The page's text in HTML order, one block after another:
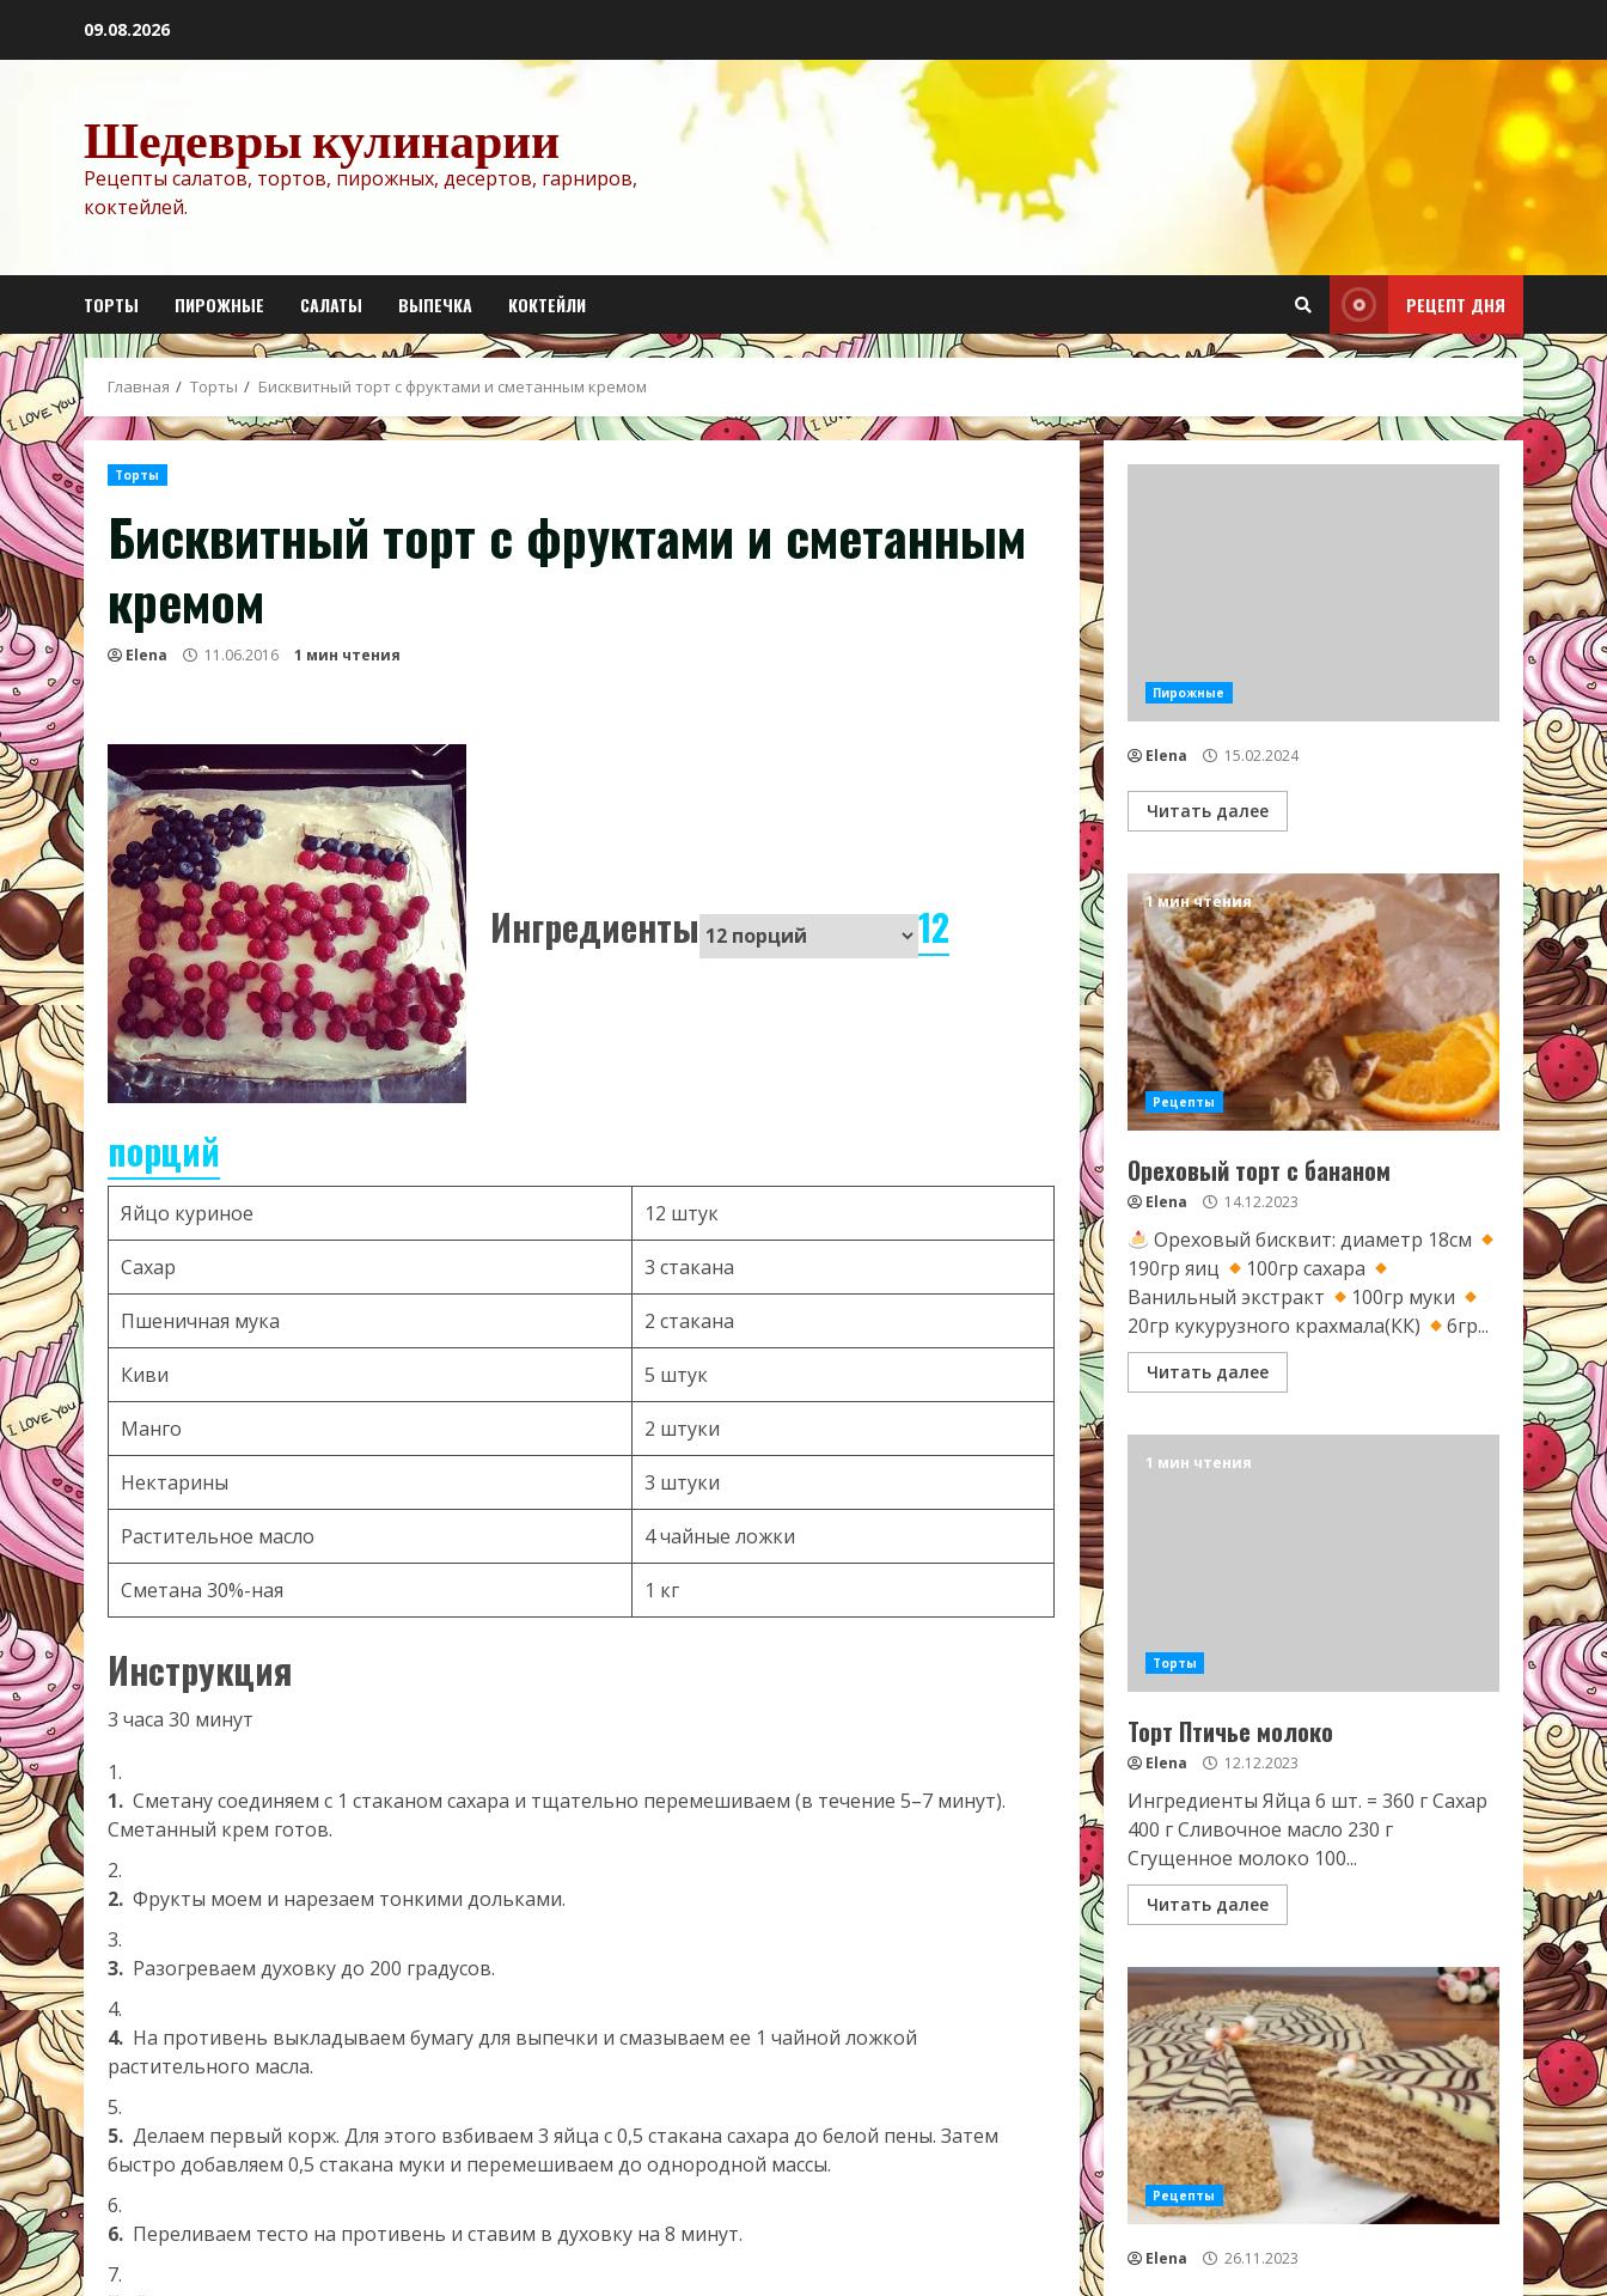
09.08.2026
Шедевры кулинарии
Рецепты салатов, тортов, пирожных, десертов, гарниров,
коктейлей.
ТОРТЫ ПИРОЖНЫЕ САЛАТЫ ВЫПЕЧКА КОКТЕЙЛИ РЕЦЕПТ ДНЯ
Главная Торты Бисквитный торт с фруктами и сметанным кремом
Торты
Бисквитный торт с фруктами и сметанным
кремом
Elena 11.06.2016 1 мин чтения
Ингредиенты 12
порций
Яйцо куриное 12 штук
Сахар 3 стакана
Пшеничная мука 2 стакана
Киви 5 штук
Манго 2 штуки
Нектарины 3 штуки
Растительное масло 4 чайные ложки
Сметана 30%-ная 1 кг
Инструкция
3 часа 30 минут
1. Сметану соединяем с 1 стаканом сахара и тщательно перемешиваем (в течение 5–7 минут).
Сметанный крем готов.
2. Фрукты моем и нарезаем тонкими дольками.
3. Разогреваем духовку до 200 градусов.
4. На противень выкладываем бумагу для выпечки и смазываем ее 1 чайной ложкой
растительного масла.
5. Делаем первый корж. Для этого взбиваем 3 яйца с 0,5 стакана сахара до белой пены. Затем
быстро добавляем 0,5 стакана муки и перемешиваем до однородной массы.
6. Переливаем тесто на противень и ставим в духовку на 8 минут.
Пирожные
Elena 15.02.2024
Читать далее
1 мин чтения
Рецепты
Ореховый торт с бананом
Elena 14.12.2023
Ореховый бисквит: диаметр 18см
190гр яиц
100гр сахара
Ванильный экстракт
100гр муки
20гр кукурузного крахмала(КК)
6гр...
Читать далее
1 мин чтения
Торты
Торт Птичье молоко
Elena 12.12.2023
Ингредиенты Яйца 6 шт. = 360 г Сахар
400 г Сливочное масло 230 г
Сгущенное молоко 100...
Читать далее
Рецепты
Elena 26.11.2023